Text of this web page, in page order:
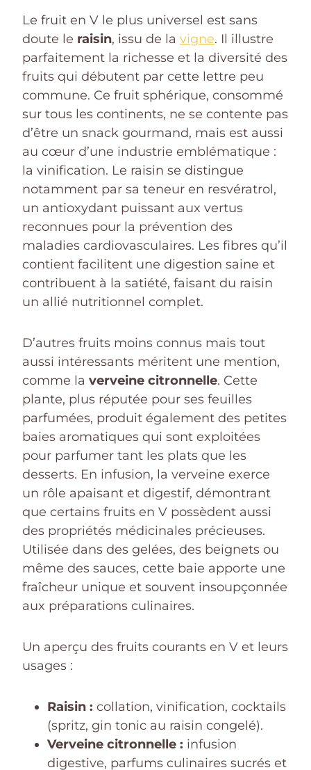
Le fruit en V le plus universel est sans
doute le raisin, issu de la vigne. Il illustre
parfaitement la richesse et la diversité des
fruits qui débutent par cette lettre peu
commune. Ce fruit sphérique, consommé
sur tous les continents, ne se contente pas
d’être un snack gourmand, mais est aussi
au cœur d’une industrie emblématique :
la vinification. Le raisin se distingue
notamment par sa teneur en resvératrol,
un antioxydant puissant aux vertus
reconnues pour la prévention des
maladies cardiovasculaires. Les fibres qu’il
contient facilitent une digestion saine et
contribuent à la satiété, faisant du raisin
un allié nutritionnel complet.
D’autres fruits moins connus mais tout
aussi intéressants méritent une mention,
comme la verveine citronnelle. Cette
plante, plus réputée pour ses feuilles
parfumées, produit également des petites
baies aromatiques qui sont exploitées
pour parfumer tant les plats que les
desserts. En infusion, la verveine exerce
un rôle apaisant et digestif, démontrant
que certains fruits en V possèdent aussi
des propriétés médicinales précieuses.
Utilisée dans des gelées, des beignets ou
même des sauces, cette baie apporte une
fraîcheur unique et souvent insoupçonnée
aux préparations culinaires.
Un aperçu des fruits courants en V et leurs
usages :
Raisin : collation, vinification, cocktails
(spritz, gin tonic au raisin congelé).
Verveine citronnelle : infusion
digestive, parfums culinaires sucrés et